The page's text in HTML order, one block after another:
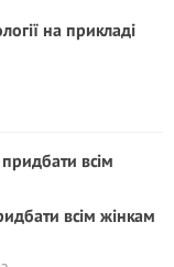
на прикладі
всiм жiнкам